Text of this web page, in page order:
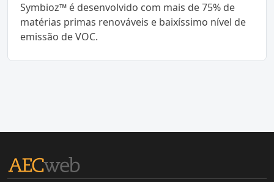
Symbioz™ é desenvolvido com mais de 75% de
matérias primas renováveis e baixíssimo nível de
emissão de VOC.